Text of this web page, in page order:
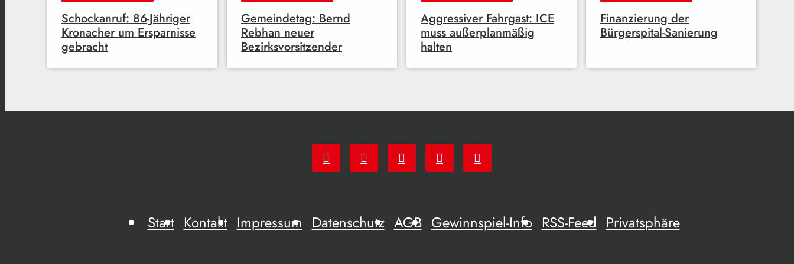
Schockanruf: 86-Jähriger
Kronacher um Ersparnisse
gebracht
Gemeindetag: Bernd
Rebhan neuer
Bezirksvorsitzender
Aggressiver Fahrgast: ICE
muss außerplanmäßig
halten
Finanzierung der
Bürgerspital-Sanierung
Start Kontakt Impressum Datenschutz AGB Gewinnspiel-Info RSS-Feed Privatsphäre